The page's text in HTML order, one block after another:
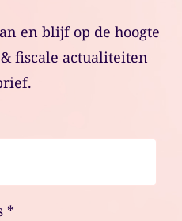
en blijf op de hoogte
fiscale actualiteiten
*